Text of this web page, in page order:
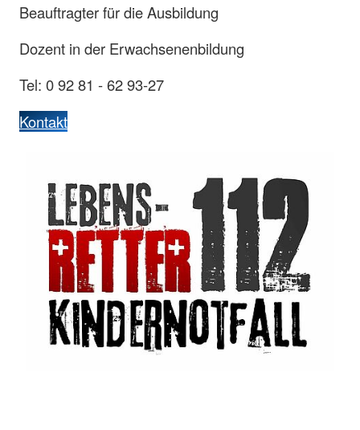
Beauftragter für die Ausbildung
Dozent in der Erwachsenenbildung
Tel: 0 92 81 - 62 93-27
Kontakt